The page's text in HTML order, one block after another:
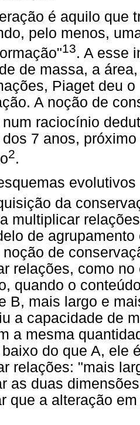
é aquilo que
pelo menos,
13. A esse
de massa, a
Piaget deu
A noção de
num raciocínio
7 anos,
2.
da
multiplicar
de
noção de
relações, como
quando o
B, mais largo e
a capacidade de
a mesma
do que A, ele
relações: "mais
as duas
que a alteração